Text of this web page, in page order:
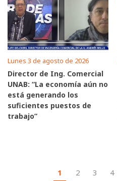
Lunes 3 de agosto de 2026
Director de Ing. Comercial
UNAB: “La economía aún no
está generando los
suficientes puestos de
trabajo”
1 2 3 4